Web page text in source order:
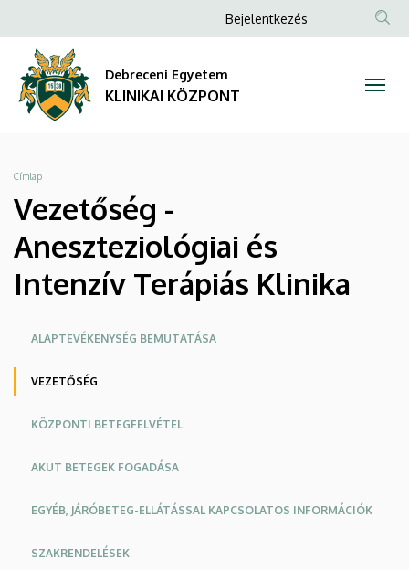
Aneszteziológiai
Intenzív
Terápiás
Klinika
a
tartalomra
Anonim
fiók
menüje
Bejelentkezés
Debreceni Egyetem
KLINIKAI KÖZPONT
Morzsa
Címlap
Vezetőség -
Aneszteziológiai és
Intenzív Terápiás Klinika
Oldalmenü
KK
ALAPTEVÉKENYSÉG BEMUTATÁSA
VEZETŐSÉG
KÖZPONTI BETEGFELVÉTEL
AKUT BETEGEK FOGADÁSA
EGYÉB, JÁRÓBETEG-ELLÁTÁSSAL KAPCSOLATOS INFORMÁCIÓK
SZAKRENDELÉSEK